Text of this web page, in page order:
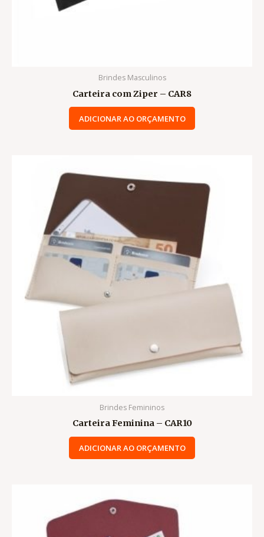
Brindes Masculinos
Carteira com Ziper – CAR8
ADICIONAR AO ORÇAMENTO
Brindes Femininos
Carteira Feminina – CAR10
ADICIONAR AO ORÇAMENTO